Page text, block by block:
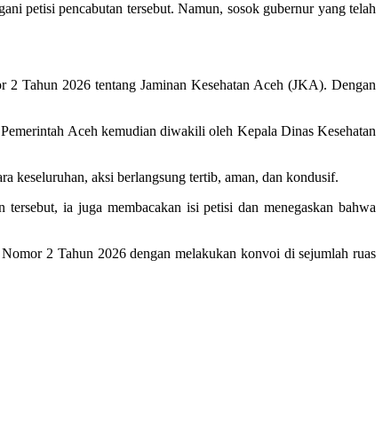
petisi pencabutan tersebut. Namun, sosok gubernur yang telah
2 Tahun 2026 tentang Jaminan Kesehatan Aceh (JKA). Dengan
Aceh kemudian diwakili oleh Kepala Dinas Kesehatan
keseluruhan, aksi berlangsung tertib, aman, dan kondusif.
ia juga membacakan isi petisi dan menegaskan bahwa
2 Tahun 2026 dengan melakukan konvoi di sejumlah ruas